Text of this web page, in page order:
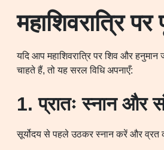
महाशिवरात्रि पर
यदि आप महाशिवरात्रि पर शिव और
चाहते हैं, तो यह सरल विधि अपनाएँ:
1. प्रातः स्नान और
सूर्योदय से पहले उठकर स्नान करें और व्रत